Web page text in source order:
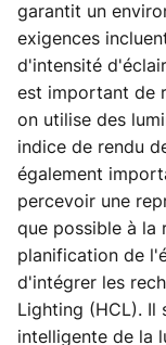
garantit un
exigences
d'intensité
est important de
on utilise des
indice de rendu
également
percevoir une
que possible à la
planification de
d'intégrer les
Lighting (HCL).
intelligente de la